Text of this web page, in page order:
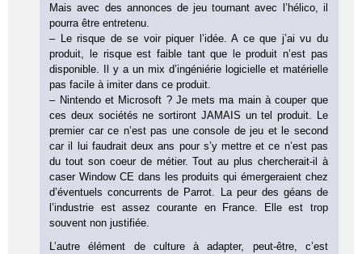
Mais avec des annonces de jeu tournant avec l’hélico, il
pourra être entretenu.
– Le risque de se voir piquer l’idée. A ce que j’ai vu du
produit, le risque est faible tant que le produit n’est pas
disponible. Il y a un mix d’ingéniérie logicielle et matérielle
pas facile à imiter dans ce produit.
– Nintendo et Microsoft ? Je mets ma main à couper que
ces deux sociétés ne sortiront JAMAIS un tel produit. Le
premier car ce n’est pas une console de jeu et le second
car il lui faudrait deux ans pour s’y mettre et ce n’est pas
du tout son coeur de métier. Tout au plus chercherait-il à
caser Window CE dans les produits qui émergeraient chez
d’éventuels concurrents de Parrot. La peur des géans de
l’industrie est assez courante en France. Elle est trop
souvent non justifiée.
L’autre élément de culture à adapter, peut-être, c’est